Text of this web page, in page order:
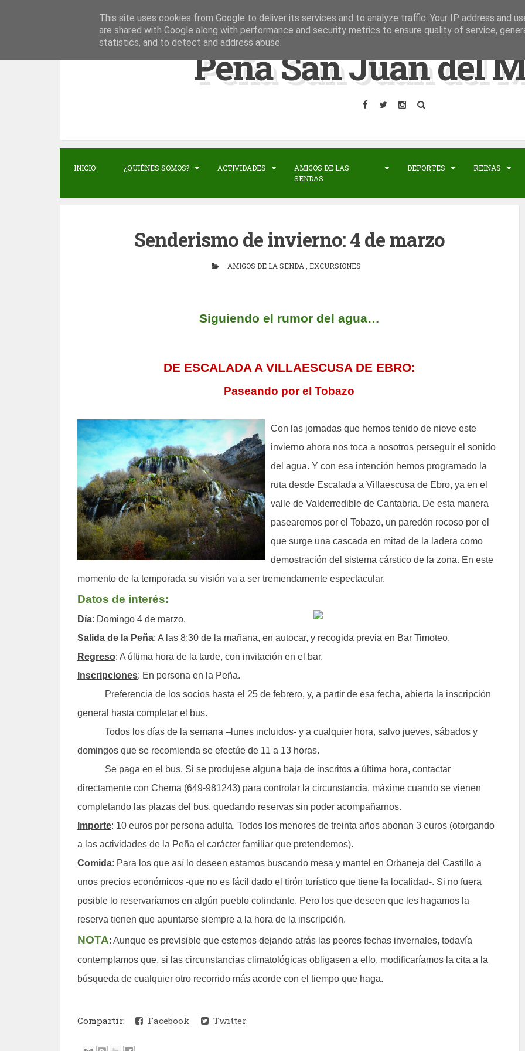
i
o
Peña San Juan del
INICIO ¿QUIÉNES SOMOS? ACTIVIDADES
AMIGOS DE LAS
SENDAS
DEPORTES REINAS
Senderismo de invierno: 4 de marzo
AMIGOS DE LA SENDA EXCURSIONES
Siguiendo el rumor del agua…
DE ESCALADA A VILLAESCUSA DE EBRO:
Paseando por el Tobazo
Con las jornadas que hemos tenido de nieve este
invierno ahora nos toca a nosotros perseguir el sonido
del agua. Y con esa intención hemos programado la
ruta desde Escalada a Villaescusa de Ebro, ya en el
valle de Valderredible de Cantabria. De esta manera
pasearemos por el Tobazo, un paredón rocoso por el
que surge una cascada en mitad de la ladera como
demostración del sistema cárstico de la zona. En este
momento de la temporada su visión va a ser tremendamente espectacular.
Datos de interés:
Día: Domingo 4 de marzo.
Salida de la Peña: A las 8:30 de la mañana, en autocar, y recogida previa en Bar Timoteo.
Regreso: A última hora de la tarde, con invitación en el bar.
Inscripciones: En persona en la Peña.
Preferencia de los socios hasta el 25 de febrero, y, a partir de esa fecha, abierta la inscripción
general hasta completar el bus.
Todos los días de la semana –lunes incluidos- y a cualquier hora, salvo jueves, sábados y
domingos que se recomienda se efectúe de 11 a 13 horas.
Se paga en el bus. Si se produjese alguna baja de inscritos a última hora, contactar
directamente con Chema (649-981243) para controlar la circunstancia, máxime cuando se vienen
completando las plazas del bus, quedando reservas sin poder acompañarnos.
Importe: 10 euros por persona adulta. Todos los menores de treinta años abonan 3 euros (otorgando
a las actividades de la Peña el carácter familiar que pretendemos).
Comida: Para los que así lo deseen estamos buscando mesa y mantel en Orbaneja del Castillo a
unos precios económicos -que no es fácil dado el tirón turístico que tiene la localidad-. Si no fuera
posible lo reservaríamos en algún pueblo colindante. Pero los que deseen que les hagamos la
reserva tienen que apuntarse siempre a la hora de la inscripción.
NOTA: Aunque es previsible que estemos dejando atrás las peores fechas invernales, todavía
contemplamos que, si las circunstancias climatológicas obligasen a ello, modificaríamos la cita a la
búsqueda de cualquier otro recorrido más acorde con el tiempo que haga.
Compartir: Facebook Twitter
This site uses cookies from Google to deliver its services and to analyze traffic. Your IP address and
are shared with Google along with performance and security metrics to ensure quality of service,
statistics, and to detect and address abuse.